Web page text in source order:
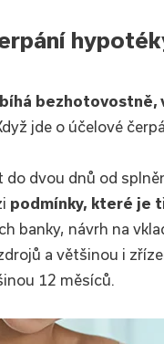
bezhotovostně,
jde o účelové
dvou dnů od
podmínky, které je
banky, návrh na
a většinou i
12 měsíců.